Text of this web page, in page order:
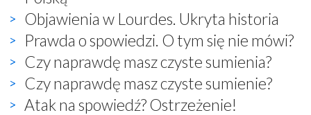
Objawienia w Lourdes. Ukryta historia
Prawda o spowiedzi. O tym się nie mówi?
Czy naprawdę masz czyste sumienia?
Czy naprawdę masz czyste sumienie?
Atak na spowiedź? Ostrzeżenie!